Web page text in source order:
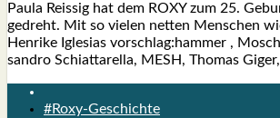
Pau­la Reis­sig hat dem ROXY zum 25.
gedreht. Mit so vie­len net­ten Men­schen
Hen­ri­ke Igle­si­as vorschlag:hammer ,
san­dro Schiat­tar­el­la, MESH, Tho­mas
#Roxy-Geschichte